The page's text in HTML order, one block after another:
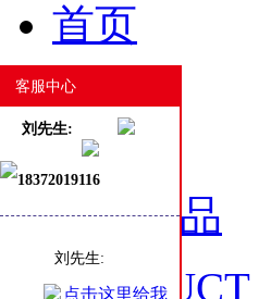
首页
HOME
游戏产品
PRODUCT
客服中心
刘先生:
18372019116
刘先生: